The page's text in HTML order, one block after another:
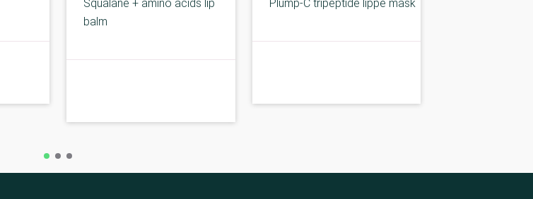
Squalane + amino acids lip
balm
Plump-C tripeptide lippe mask